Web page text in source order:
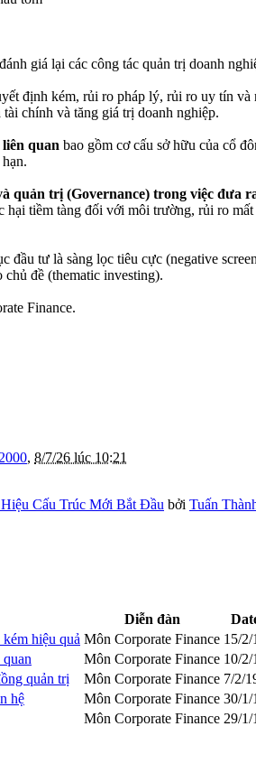
giá lại các công tác quản trị doanh
định kém, rủi ro pháp lý, rủi ro uy tín và
chính và tăng giá trị doanh nghiệp.
quan bao gồm cơ cấu sở hữu của cổ
quản trị (Governance) trong việc đưa
tiềm tàng đối với môi trường, rủi ro
đầu tư là sàng lọc tiêu cực (negative
đề (thematic investing).
Finance.
, 8/7/26 lúc 10:21
Cấu Trúc Mới Bắt Đầu bởi Tuấn
Diễn đàn
hiệu quả Môn Corporate Finance 15/2/
Môn Corporate Finance 10/2/
quản trị
Môn Corporate Finance 7/2/
hệ
Môn Corporate Finance 30/1/
Môn Corporate Finance 29/1/